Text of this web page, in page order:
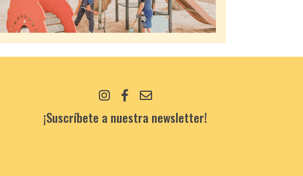
¡Suscríbete a nuestra newsletter!